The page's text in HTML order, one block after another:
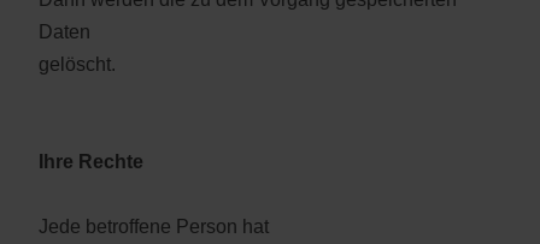
Daten
gelöscht.
Ihre Rechte
Jede betroffene Person hat